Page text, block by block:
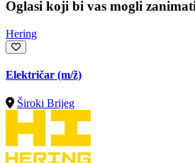
Oglasi koji bi vas mogli
Hering
Električar (m/ž)
Široki Brijeg